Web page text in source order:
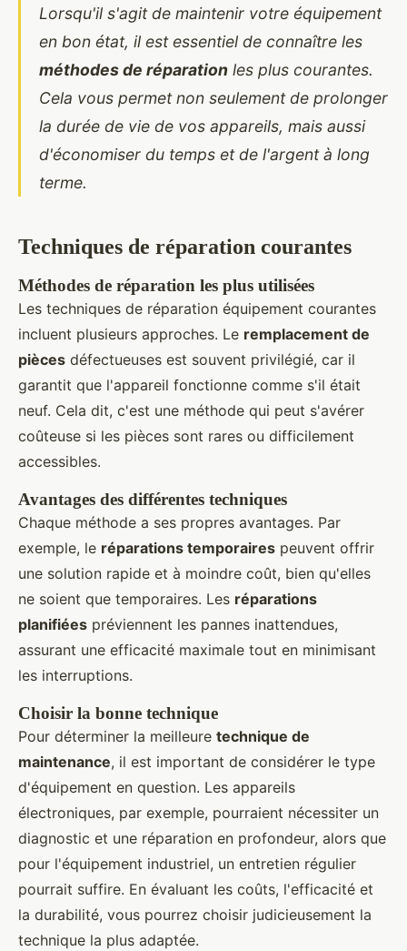
Lorsqu'il s'agit de maintenir votre équipement
en bon état, il est essentiel de connaître les
méthodes de réparation les plus courantes.
Cela vous permet non seulement de prolonger
la durée de vie de vos appareils, mais aussi
d'économiser du temps et de l'argent à long
terme.
Techniques de réparation courantes
Méthodes de réparation les plus utilisées
Les techniques de réparation équipement courantes
incluent plusieurs approches. Le remplacement de
pièces défectueuses est souvent privilégié, car il
garantit que l'appareil fonctionne comme s'il était
neuf. Cela dit, c'est une méthode qui peut s'avérer
coûteuse si les pièces sont rares ou difficilement
accessibles.
Avantages des différentes techniques
Chaque méthode a ses propres avantages. Par
exemple, le réparations temporaires peuvent offrir
une solution rapide et à moindre coût, bien qu'elles
ne soient que temporaires. Les réparations
planifiées préviennent les pannes inattendues,
assurant une efficacité maximale tout en minimisant
les interruptions.
Choisir la bonne technique
Pour déterminer la meilleure technique de
maintenance, il est important de considérer le type
d'équipement en question. Les appareils
électroniques, par exemple, pourraient nécessiter un
diagnostic et une réparation en profondeur, alors que
pour l'équipement industriel, un entretien régulier
pourrait suffire. En évaluant les coûts, l'efficacité et
la durabilité, vous pourrez choisir judicieusement la
technique la plus adaptée.